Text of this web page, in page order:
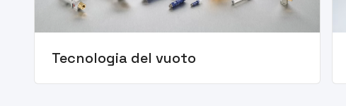
Tecnologia del vuoto